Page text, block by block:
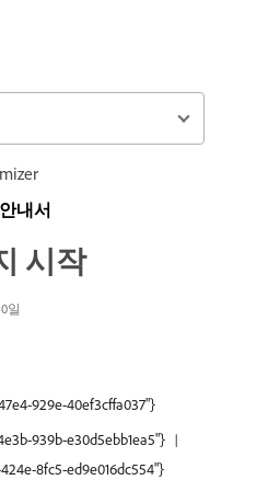
내서
시작
일
929e-40ef3cffa037"}
939b-e30d5ebb1ea5"}
8fc5-ed9e016dc554"}